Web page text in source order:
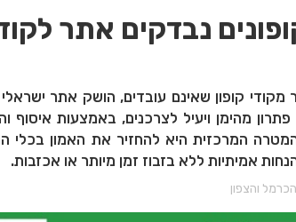
נבדקים אתר
קופון שאינם עובדים, הושק אתר
מהימן ויעיל לצרכנים, באמצעות איסוף
המרכזית היא להחזיר את האמון בכלי
אמיתיות ללא בזבוז זמן מיותר או אכזבות.
והצפון